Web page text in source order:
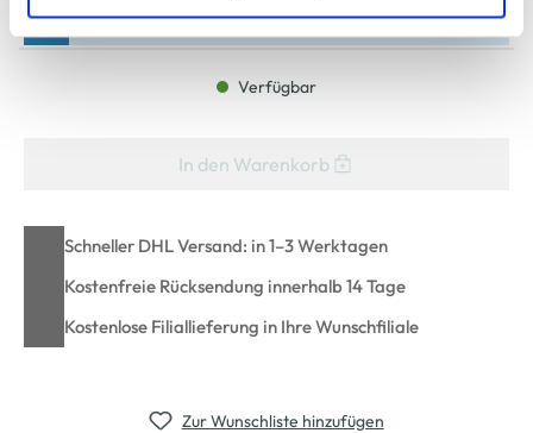
zu ändern oder zu widerrufen) erfahren Sie in unserem
Cookie-Hinweisbzw. derDatenschutzerklärung.
Bitte wählen Sie eine Größe aus
Verfügbar
In den Warenkorb
Schneller DHL Versand: in 1–3 Werktagen
Kostenfreie Rücksendung innerhalb 14 Tage
Kostenlose Filiallieferung in Ihre Wunschfiliale
Zur Wunschliste hinzufügen